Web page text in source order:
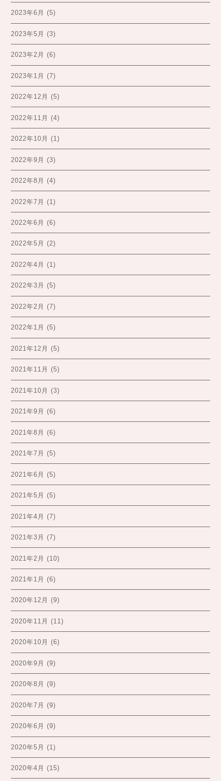
2023年6月 (5)
2023年5月 (3)
2023年2月 (6)
2023年1月 (7)
2022年12月 (5)
2022年11月 (4)
2022年10月 (1)
2022年9月 (3)
2022年8月 (4)
2022年7月 (1)
2022年6月 (6)
2022年5月 (2)
2022年4月 (1)
2022年3月 (5)
2022年2月 (7)
2022年1月 (5)
2021年12月 (5)
2021年11月 (5)
2021年10月 (3)
2021年9月 (6)
2021年8月 (6)
2021年7月 (5)
2021年6月 (5)
2021年5月 (5)
2021年4月 (7)
2021年3月 (7)
2021年2月 (10)
2021年1月 (6)
2020年12月 (9)
2020年11月 (11)
2020年10月 (6)
2020年9月 (9)
2020年8月 (9)
2020年7月 (9)
2020年6月 (9)
2020年5月 (1)
2020年4月 (15)